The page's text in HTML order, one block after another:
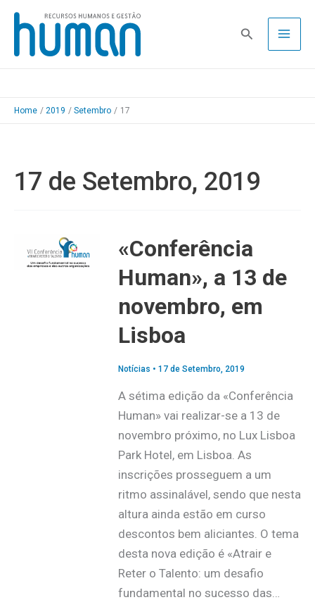
Skip
content
Pesquisa
Home 2019 Setembro 17
17 de Setembro, 2019
«Conferência
Human», a 13 de
novembro, em
Lisboa
Notícias • 17 de Setembro, 2019
A sétima edição da «Conferência
Human» vai realizar-se a 13 de
novembro próximo, no Lux Lisboa
Park Hotel, em Lisboa. As
inscrições prosseguem a um
ritmo assinalável, sendo que nesta
altura ainda estão em curso
descontos bem aliciantes. O tema
desta nova edição é «Atrair e
Reter o Talento: um desafio
fundamental no sucesso das…